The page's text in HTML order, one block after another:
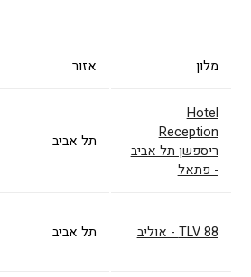
מלון אזור
Hotel
Reception
ריספשן תל אביב
- פתאל
תל אביב
TLV 88 - אוליב תל אביב